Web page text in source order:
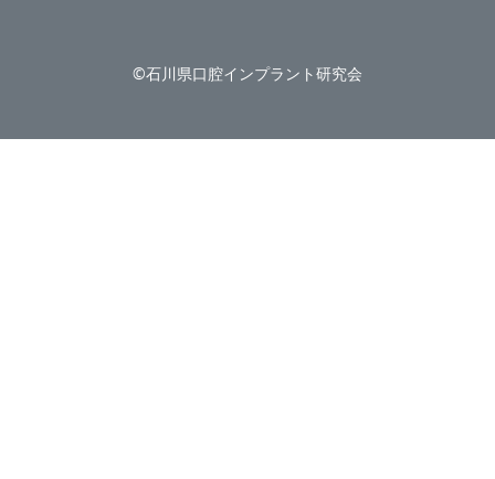
©石川県口腔インプラント研究会